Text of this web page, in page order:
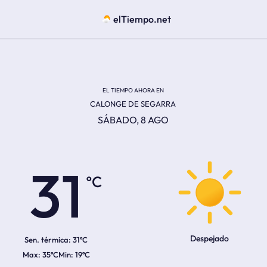
elTiempo.net
EL TIEMPO AHORA EN
CALONGE DE SEGARRA
SÁBADO, 8 AGO
31
Sen. térmica: 31ºC
35ºC 19ºC
Despejado